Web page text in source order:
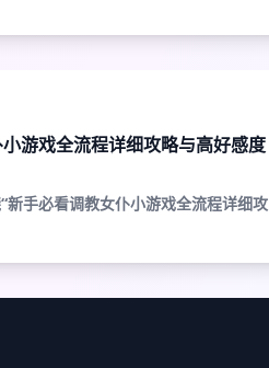
游戏全流程详细攻略与高好感度
新手必看调教女仆小游戏全流程详细攻